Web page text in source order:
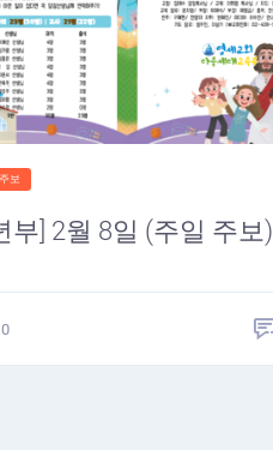
보
부] 2월 8일 (주일 주보)
0